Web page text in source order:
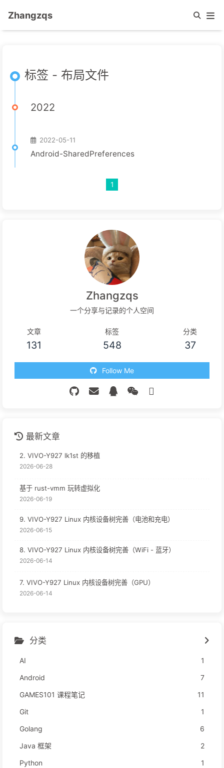
Zhangzqs
标签 - 布局文件
2022
2022-05-11
Android-SharedPreferences
1
Zhangzqs
一个分享与记录的个人空间
文章
131
标签
548
分类
37
Follow Me
最新文章
2. VIVO-Y927 lk1st 的移植
2026-06-28
基于 rust-vmm 玩转虚拟化
2026-06-19
9. VIVO-Y927 Linux 内核设备树完善（电池和充电）
2026-06-15
8. VIVO-Y927 Linux 内核设备树完善（WiFi - 蓝牙）
2026-06-14
7. VIVO-Y927 Linux 内核设备树完善（GPU）
2026-06-14
分类
AI
1
Android
7
GAMES101 课程笔记
11
Git
1
Golang
6
Java 框架
2
Python
1